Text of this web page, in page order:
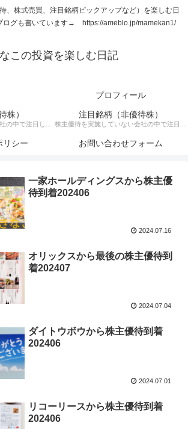
、株式売買、注目銘柄ピックアップなど）を楽しむ日
ログも書いています→ https://ameblo.jp/mamekan1/
この投資を楽しむ日記
プロフィール
株）
の中で注目して
注目銘柄（非優待株）
株主優待を実施していない会社の中で注目銘
リシー お問い合わせフォーム
一家ホールディングスから株主優
待到着202406
2024.07.16
オリックスから最後の株主優待到
着202407
2024.07.04
ダイトウボウから株主優待到着
202406
2024.07.01
リコーリースから株主優待到着
202406